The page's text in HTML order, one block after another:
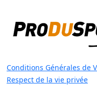
Conditions Générales de
Respect de la vie privée